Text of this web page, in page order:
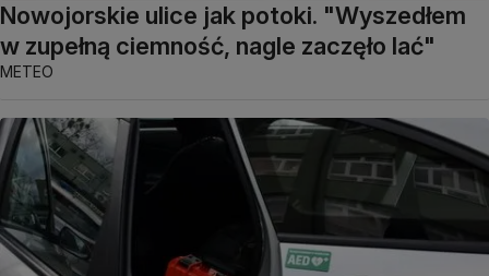
Nowojorskie ulice jak potoki. "Wyszedłem
w zupełną ciemność, nagle zaczęło lać"
METEO